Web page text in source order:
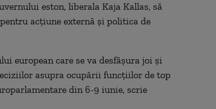
eston, liberala Kaja Kallas, să
acţiune externă şi politica de
european care se va desfăşura joi şi
asupra ocupării funcţiilor de top
din 6-9 iunie, scrie